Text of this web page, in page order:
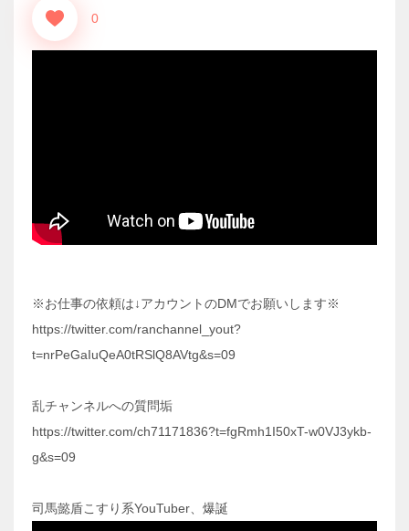
0
※お仕事の依頼は↓アカウントのDMでお願いします※
https://twitter.com/ranchannel_yout?
t=nrPeGaIuQeA0tRSlQ8AVtg&s=09
乱チャンネルへの質問垢
https://twitter.com/ch71171836?t=fgRmh1I50xT-w0VJ3ykb-
g&s=09
司馬懿盾こすり系YouTuber、爆誕